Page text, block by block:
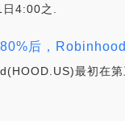
4:00之.
后，
最初在